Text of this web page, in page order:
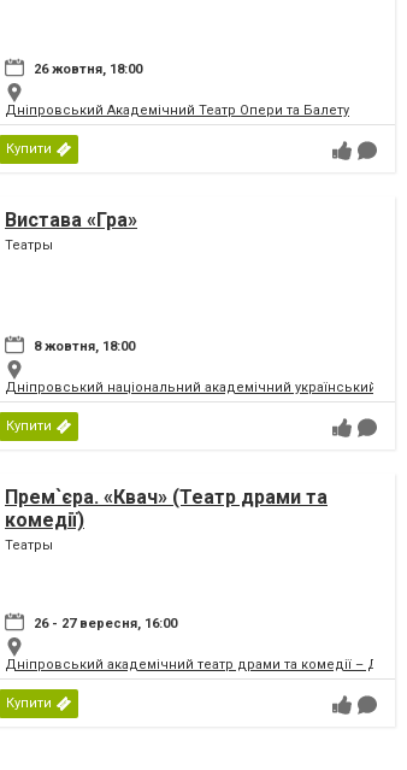
26 жовтня, 18:00
Дніпровський Академічний Театр Опери та Балету
Купити
Вистава «Гра»
Театры
8 жовтня, 18:00
Дніпровський національний академічний український
Купити
Прем`єра. «Квач» (Театр драми та
комедії)
Театры
26 - 27 вересня, 16:00
Дніпровський академічний театр драми та комедії –
Купити